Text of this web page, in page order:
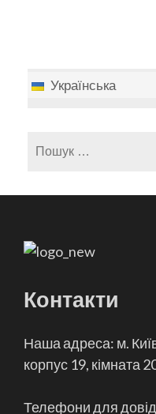
Українська
Контакти
Наша адреса: м.
корпус 19, кімната
Телефони для